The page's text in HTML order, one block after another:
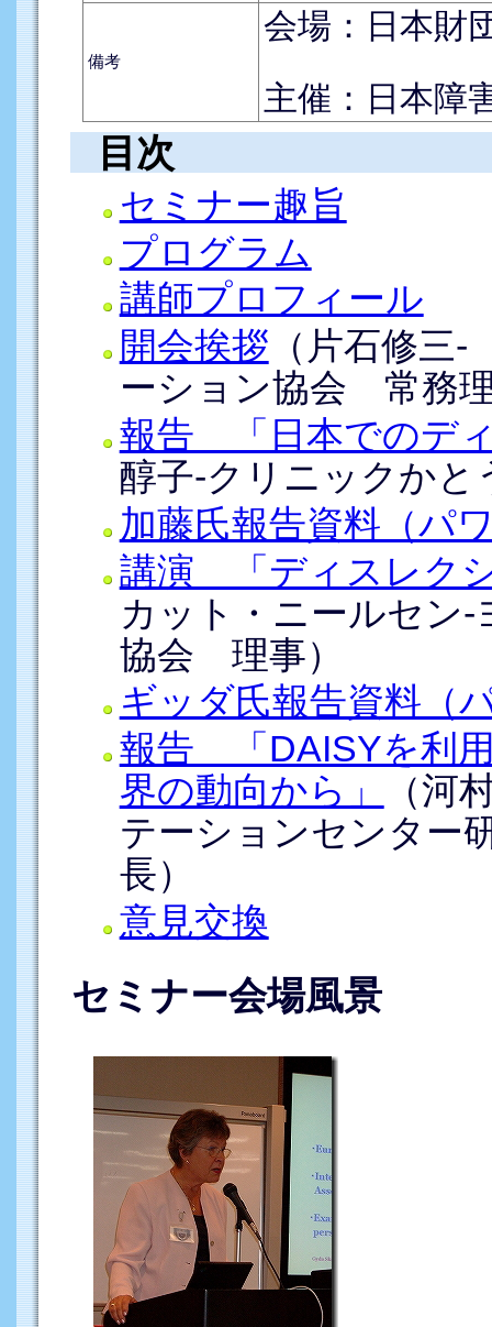
備考
会場：日本財
主催：日本障
目次
セミナー趣旨
プログラム
講師プロフィール
開会挨拶 （片石修三
ーション協会 常務
報告 「日本でのデ
醇子-クリニックか
加藤氏報告資料（パ
講演 「ディスレク
カット・ニールセン
協会 理事）
ギッダ氏報告資料（
報告 「DAISYを利
界の動向から」
（河
テーションセンター
長）
意見交換
セミナー会場風景